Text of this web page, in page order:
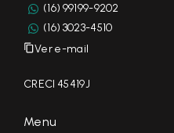
(16) 99199-9202
(16) 3023-4510
Ver e-mail
CRECI 45419J
Menu